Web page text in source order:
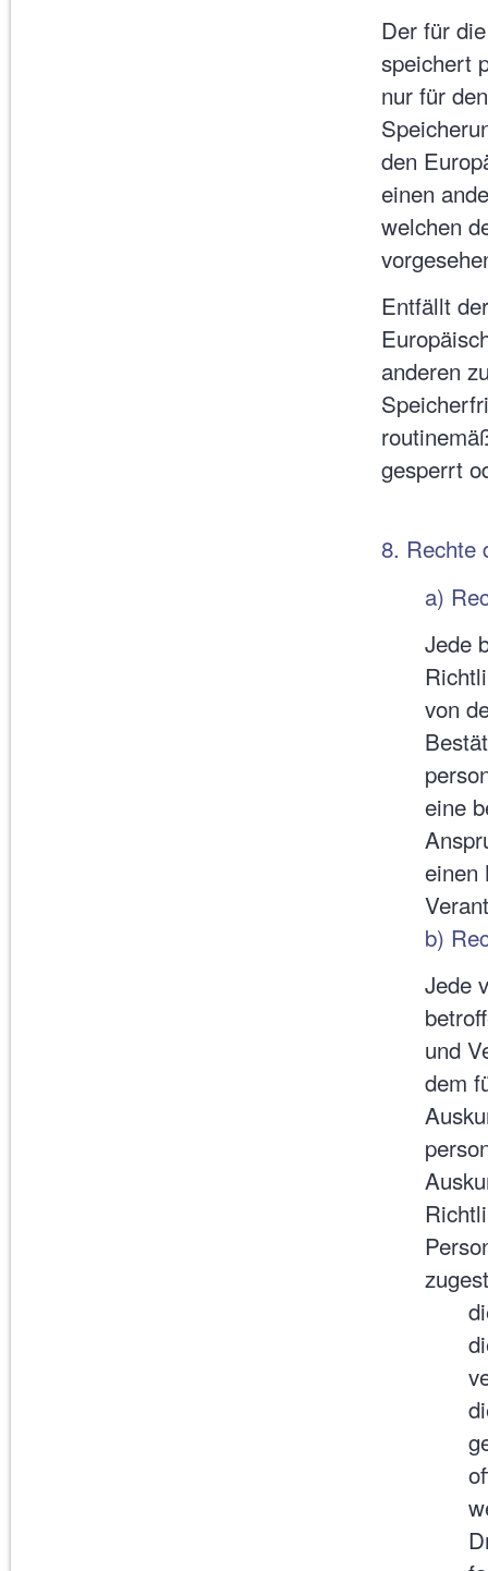
Der für
speichert
nur für
den
einen
welchen
Entfällt
anderen
gesperrt
8. Rechte
a)
Jede
von
eine
einen
b)
Jede
und
dem